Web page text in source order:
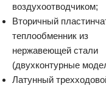
воздухоотводчиком;
Вторичный
теплообменник из
нержавеющей стали
(двухконтурные
Латунный